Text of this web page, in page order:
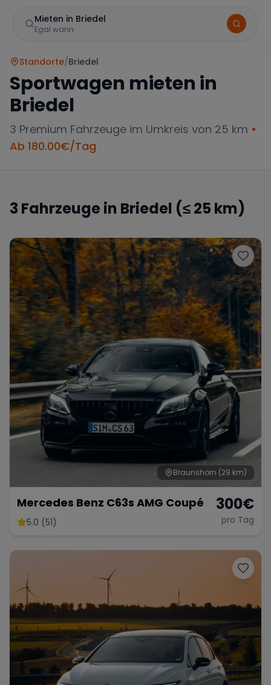
Mieten in Briedel
Egal wann
Porsche Lamborghini Ferrari
Ford Jaguar
Tesla Dodge
Aston Martin
Wann
Zeitraum wählen
Standorte/Briedel
Sportwagen mieten in
Briedel
3 Premium Fahrzeuge im Umkreis von 25 km •
Ab 180.00€/Tag
3 Fahrzeuge in Briedel (≤ 25 km)
Braunshorn (29 km)
Mercedes Benz C63s AMG Coupé
5.0 (51)
300€
pro Tag